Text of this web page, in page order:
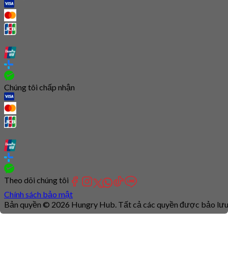
Chúng tôi chấp nhận
Theo dõi chúng tôi
Chính sách bảo mật
Bản quyền © 2026 Hungry Hub. Tất cả các quyền được bảo
Connection